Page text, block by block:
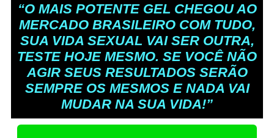
“O MAIS POTENTE GEL CHEGOU AO
MERCADO BRASILEIRO COM TUDO,
SUA VIDA SEXUAL VAI SER OUTRA,
TESTE HOJE MESMO. SE VOCÊ NÃO
AGIR SEUS RESULTADOS SERÃO
SEMPRE OS MESMOS E NADA VAI
MUDAR NA SUA VIDA!”